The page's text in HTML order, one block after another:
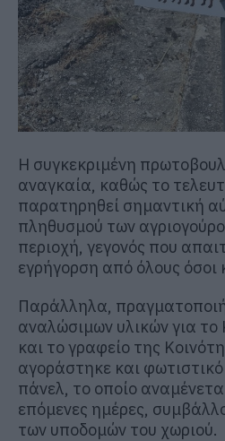
Η συγκεκριμένη
αναγκαία, καθώς το
παρατηρηθεί σημαντική
πληθυσμού των
περιοχή, γεγονός που
εγρήγορση από όλους όσοι
Παράλληλα,
αναλώσιμων υλικών για το
και το γραφείο της
αγοράστηκε και
πάνελ, το οποίο
επόμενες ημέρες,
των υποδομών του χωριού.